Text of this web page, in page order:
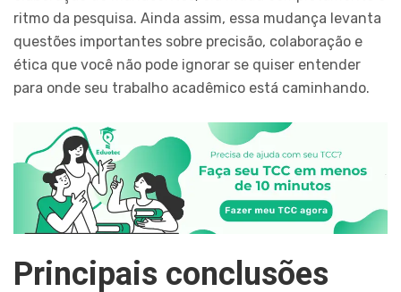
ritmo da pesquisa. Ainda assim, essa mudança levanta
questões importantes sobre precisão, colaboração e
ética que você não pode ignorar se quiser entender
para onde seu trabalho acadêmico está caminhando.
Principais conclusões